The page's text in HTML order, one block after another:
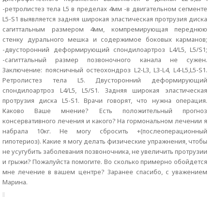
-ретролистез тела L5 в пределах 4мм -в двигательном сегменте
L5-S1 выявляется задняя широкая эластическая протрузия диска
сагиттальным размером 4мм, компремирующая переднюю
стенку дурального мешка и содержимое боковых карманов;
-двусторонний деформирующий спондилоартроз L4/L5, L5/S1;
-сагиттальный размер позвоночного канала не сужен.
Заключение: поясничный остеохондроз L2-L3, L3-L4, L4-L5,L5-S1.
Ретролистез тела L5. Двусторонний деформирующий
спондилоартроз L4/L5, L5/S1. Задняя широкая эластическая
протрузия диска L5-S1. Врачи говорят, что нужна операция.
Каково Ваше мнение? Есть положительный прогноз
консервативного лечения и какого? На гормональном лечении я
набрала 10кг. Не могу сбросить +(послеоперационный
гипотериоз). Какие я могу делать физические упражнения, чтобы
не усугубить заболевания позвоночника, не увеличить протрузии
и грыжи? Пожалуйста помогите. Во сколько примерно обойдется
мне лечение в вашем центре? Заранее спасибо, с уважением
Марина.